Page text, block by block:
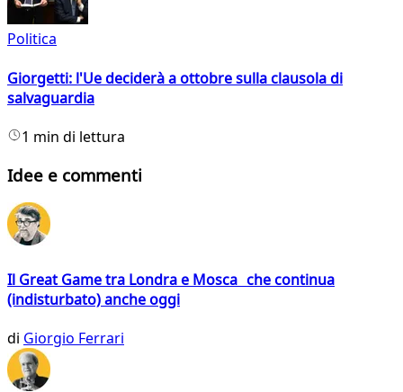
Politica
Giorgetti: l'Ue deciderà a ottobre sulla clausola di
salvaguardia
1 min di lettura
Idee e commenti
Il Great Game tra Londra e Mosca che continua
(indisturbato) anche oggi
di Giorgio Ferrari